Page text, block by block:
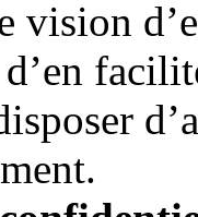
vision